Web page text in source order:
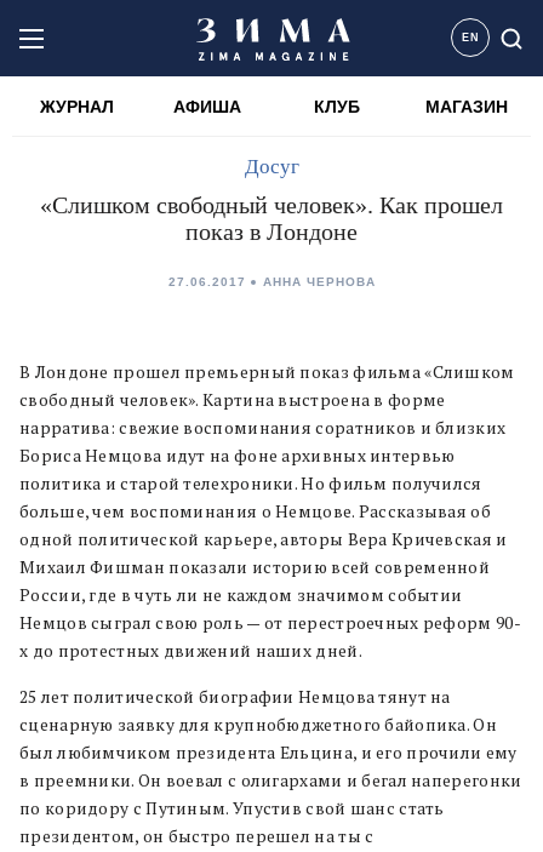
EN
ЖУРНАЛ АФИША КЛУБ МАГАЗИН
Досуг
«Слишком свободный человек». Как прошел
показ в Лондоне
27.06.2017 АННА ЧЕРНОВА
В Лондоне прошел премьерный показ фильма «Слишком
свободный человек». Картина выстроена в форме
нарратива: свежие воспоминания соратников и близких
Бориса Немцова идут на фоне архивных интервью
политика и старой телехроники. Но фильм получился
больше, чем воспоминания о Немцове. Рассказывая об
одной политической карьере, авторы Вера Кричевская и
Михаил Фишман показали историю всей современной
России, где в чуть ли не каждом значимом событии
Немцов сыграл свою роль — от перестроечных реформ 90-
х до протестных движений наших дней.
25 лет политической биографии Немцова тянут на
сценарную заявку для крупнобюджетного байопика. Он
был любимчиком президента Ельцина, и его прочили ему
в преемники. Он воевал с олигархами и бегал наперегонки
по коридору с Путиным. Упустив свой шанс стать
президентом, он быстро перешел на ты с